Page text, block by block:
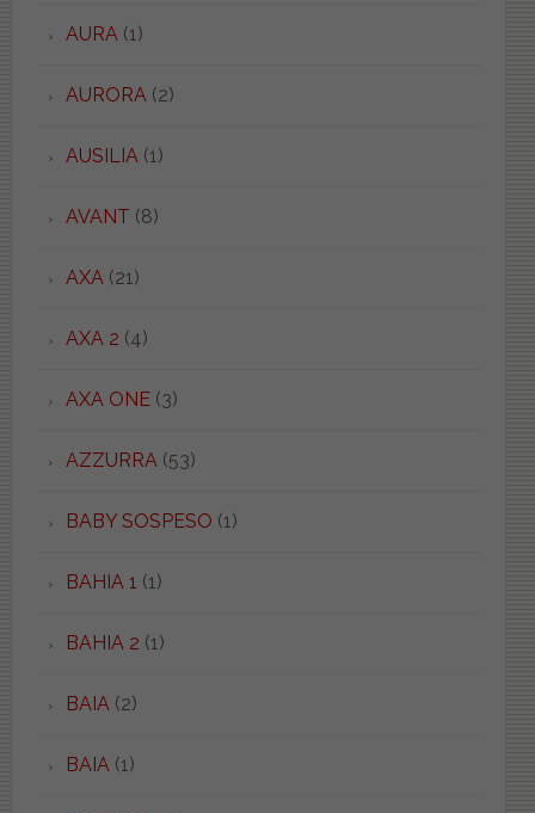
AURA(1)
AURORA(2)
AUSILIA(1)
AVANT (8)
AXA(21)
AXA 2 (4)
AXA ONE(3)
AZZURRA(53)
BABY SOSPESO (1)
BAHIA 1 (1)
BAHIA 2 (1)
BAIA(2)
BAIA(1)